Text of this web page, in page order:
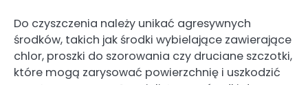
Do czyszczenia należy unikać agresywnych
środków, takich jak środki wybielające zawierające
chlor, proszki do szorowania czy druciane szczotki,
które mogą zarysować powierzchnię i uszkodzić